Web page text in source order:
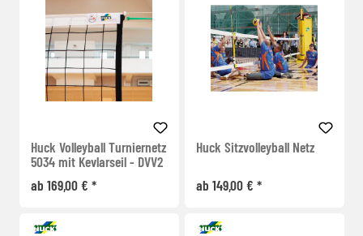
Huck Volleyball Turniernetz
5034 mit Kevlarseil - DVV2
ab 169,00 € *
Huck Sitzvolleyball Netz
ab 149,00 € *